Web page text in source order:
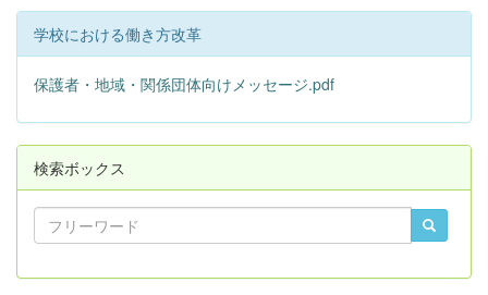
学校における働き方改革
保護者・地域・関係団体向けメッセージ.pdf
検索ボックス